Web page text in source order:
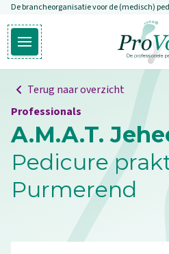
Overslaan en naar de inhoud gaan
De brancheorganisatie voor de (medisch)
Open hoofdmenu
Ga naar
Terug naar overzicht
Professionals
A.M.A.T.
Pedicure
Purmerend